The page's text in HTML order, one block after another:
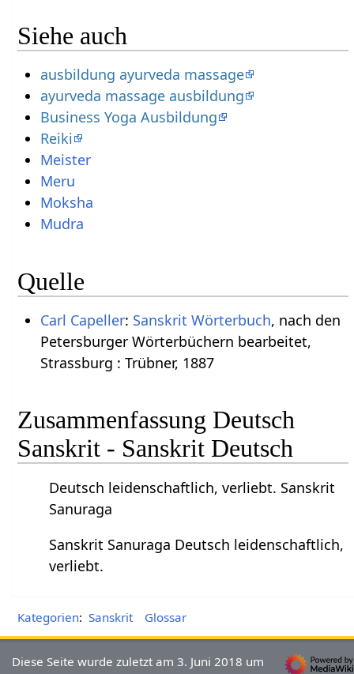
Siehe auch
ausbildung ayurveda massage
ayurveda massage ausbildung
Business Yoga Ausbildung
Reiki
Meister
Meru
Moksha
Mudra
Quelle
Carl Capeller: Sanskrit Wörterbuch, nach den
Petersburger Wörterbüchern bearbeitet,
Strassburg : Trübner, 1887
Zusammenfassung Deutsch
Sanskrit - Sanskrit Deutsch
Deutsch leidenschaftlich, verliebt. Sanskrit
Sanuraga
Sanskrit Sanuraga Deutsch leidenschaftlich,
verliebt.
Kategorien: Sanskrit Glossar
Diese Seite wurde zuletzt am 3. Juni 2018 um